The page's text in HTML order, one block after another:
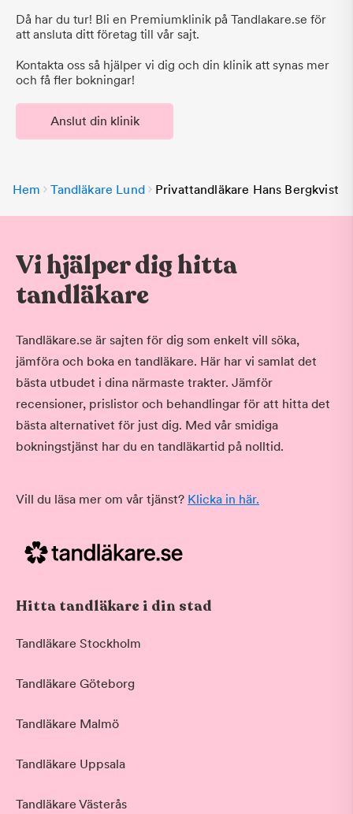
Då har du tur! Bli en Premiumklinik på Tandlakare.se för
att ansluta ditt företag till vår sajt.
Kontakta oss så hjälper vi dig och din klinik att synas mer
och få fler bokningar!
Anslut din klinik
Hem Tandläkare Lund Privattandläkare Hans Bergkvist
Vi hjälper dig hitta
tandläkare
Tandläkare.se är sajten för dig som enkelt vill söka,
jämföra och boka en tandläkare. Här har vi samlat det
bästa utbudet i dina närmaste trakter. Jämför
recensioner, prislistor och behandlingar för att hitta det
bästa alternativet för just dig. Med vår smidiga
bokningstjänst har du en tandläkartid på nolltid.
Vill du läsa mer om vår tjänst? Klicka in här.
Hitta tandläkare i din stad
Tandläkare Stockholm
Tandläkare Göteborg
Tandläkare Malmö
Tandläkare Uppsala
Tandläkare Västerås